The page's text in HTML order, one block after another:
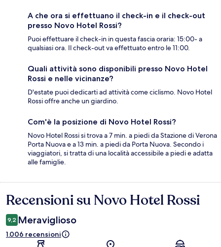
A che ora si effettuano il check-in e il check-out
presso Novo Hotel Rossi?
Puoi effettuare il check-in in questa fascia oraria: 15:00- a
qualsiasi ora. Il check-out va effettuato entro le 11:00.
Quali attività sono disponibili presso Novo Hotel
Rossi e nelle vicinanze?
D'estate puoi dedicarti ad attività come ciclismo. Novo Hotel
Rossi offre anche un giardino.
Com'è la posizione di Novo Hotel Rossi?
Novo Hotel Rossi si trova a 7 min. a piedi da Stazione di Verona
Porta Nuova e a 13 min. a piedi da Porta Nuova. Secondo i
viaggiatori, si tratta di una località accessibile a piedi e adatta
alle famiglie.
Recensioni
Recensioni su Novo Hotel Rossi
9,2 Meraviglioso
1.006 recensioni